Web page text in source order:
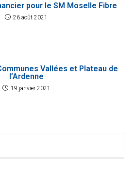
pour le SM Moselle Fibre
26 août 2021
Vallées et Plateau de
l’Ardenne
19 janvier 2021